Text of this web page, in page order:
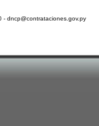
- dncp@contrataciones.gov.py